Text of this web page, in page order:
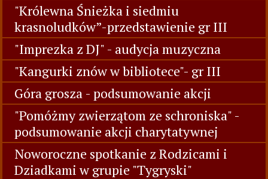
"Królewna Śnieżka i siedmiu
krasnoludków”-przedstawienie gr III
"Imprezka z DJ" - audycja muzyczna
"Kangurki znów w bibliotece"- gr III
Góra grosza - podsumowanie akcji
"Pomóżmy zwierzątom ze schroniska" -
podsumowanie akcji charytatywnej
Noworoczne spotkanie z Rodzicami i
Dziadkami w grupie "Tygryski"